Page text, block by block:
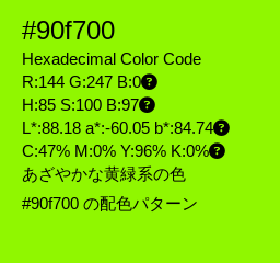
#90f700
Hexadecimal Color Code
R:144 G:247 B:0
H:85 S:100 B:97
L*:88.18 a*:-60.05 b*:84.74
C:47% M:0% Y:96% K:0%
あざやかな黄緑系の色
#90f700 の配色パターン